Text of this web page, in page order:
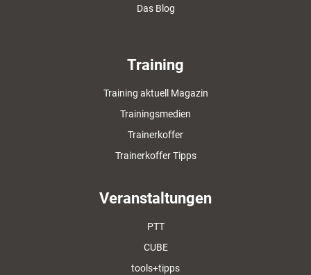
Das Blog
Training
Training aktuell Magazin
Trainingsmedien
Trainerkoffer
Trainerkoffer Tipps
Veranstaltungen
PTT
CUBE
tools+tipps